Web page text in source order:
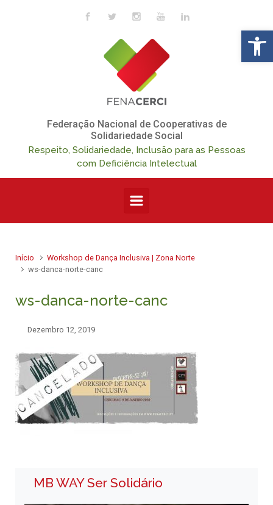
Skip to main content
Federação Nacional de Cooperativas de
Solidariedade Social
Respeito, Solidariedade, Inclusão para as Pessoas
com Deficiência Intelectual
Início
Workshop de Dança Inclusiva | Zona Norte
ws-danca-norte-canc
ws-danca-norte-canc
Dezembro 12, 2019
MB WAY Ser Solidário